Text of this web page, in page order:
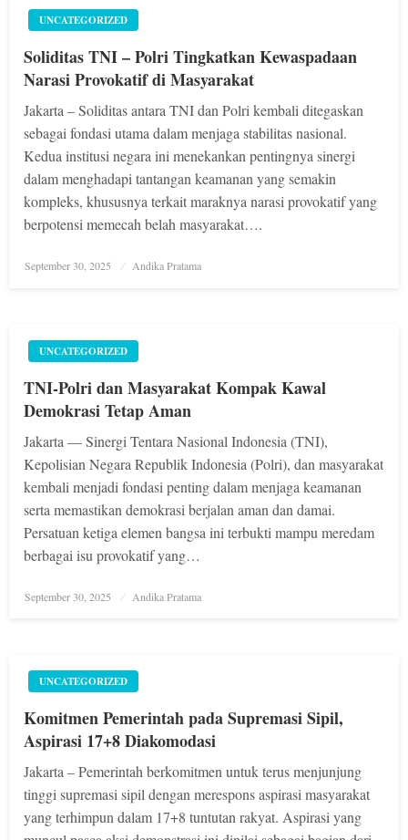
UNCATEGORIZED
Soliditas TNI – Polri Tingkatkan Kewaspadaan
Narasi Provokatif di Masyarakat
Jakarta – Soliditas antara TNI dan Polri kembali ditegaskan
sebagai fondasi utama dalam menjaga stabilitas nasional.
Kedua institusi negara ini menekankan pentingnya sinergi
dalam menghadapi tantangan keamanan yang semakin
kompleks, khususnya terkait maraknya narasi provokatif yang
berpotensi memecah belah masyarakat….
Posted
September 30, 2025 Andika Pratama
UNCATEGORIZED
TNI-Polri dan Masyarakat Kompak Kawal
Demokrasi Tetap Aman
Jakarta — Sinergi Tentara Nasional Indonesia (TNI),
Kepolisian Negara Republik Indonesia (Polri), dan masyarakat
kembali menjadi fondasi penting dalam menjaga keamanan
serta memastikan demokrasi berjalan aman dan damai.
Persatuan ketiga elemen bangsa ini terbukti mampu meredam
berbagai isu provokatif yang…
Posted
September 30, 2025 Andika Pratama
UNCATEGORIZED
Komitmen Pemerintah pada Supremasi Sipil,
Aspirasi 17+8 Diakomodasi
Jakarta – Pemerintah berkomitmen untuk terus menjunjung
tinggi supremasi sipil dengan merespons aspirasi masyarakat
yang terhimpun dalam 17+8 tuntutan rakyat. Aspirasi yang